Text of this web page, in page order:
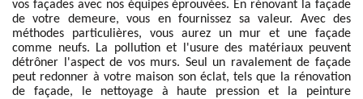
vos façades avec nos équipes éprouvées. En rénovant la façade
de votre demeure, vous en fournissez sa valeur. Avec des
méthodes particulières, vous aurez un mur et une façade
comme neufs. La pollution et l'usure des matériaux peuvent
détrôner l'aspect de vos murs. Seul un ravalement de façade
peut redonner à votre maison son éclat, tels que la rénovation
de façade, le nettoyage à haute pression et la peinture